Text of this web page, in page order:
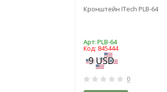
Кронштейн ITech PLB-64
Арт: PLB-64
Код: 845444
0